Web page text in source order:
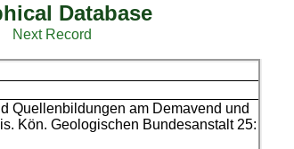
Database
Next Record
Quellenbildungen am Demavend und
Kön. Geologischen Bundesanstalt 25: